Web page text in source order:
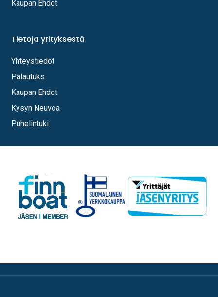
Kaupan Ehdot
Tietoja yrityksestä
Yhteystiedot
Palautuks
Kaupan Ehdot
Kysyn Neuvoa
Puhelintuki